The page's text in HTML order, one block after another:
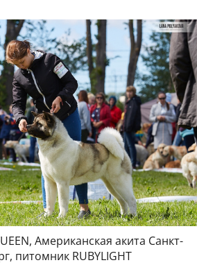
Американская акита Санкт-
питомник RUBYLIGHT